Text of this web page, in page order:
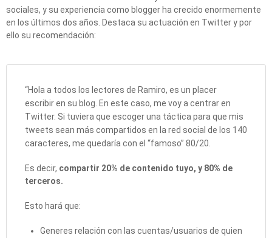
sociales, y su experiencia como blogger ha crecido enormemente
en los últimos dos años. Destaca su actuación en Twitter y por
ello su recomendación:
“Hola a todos los lectores de Ramiro, es un placer
escribir en su blog. En este caso, me voy a centrar en
Twitter. Si tuviera que escoger una táctica para que mis
tweets sean más compartidos en la red social de los 140
caracteres, me quedaría con el “famoso” 80/20.
Es decir, compartir 20% de contenido tuyo, y 80% de
terceros.
Esto hará que:
Generes relación con las cuentas/usuarios de quien